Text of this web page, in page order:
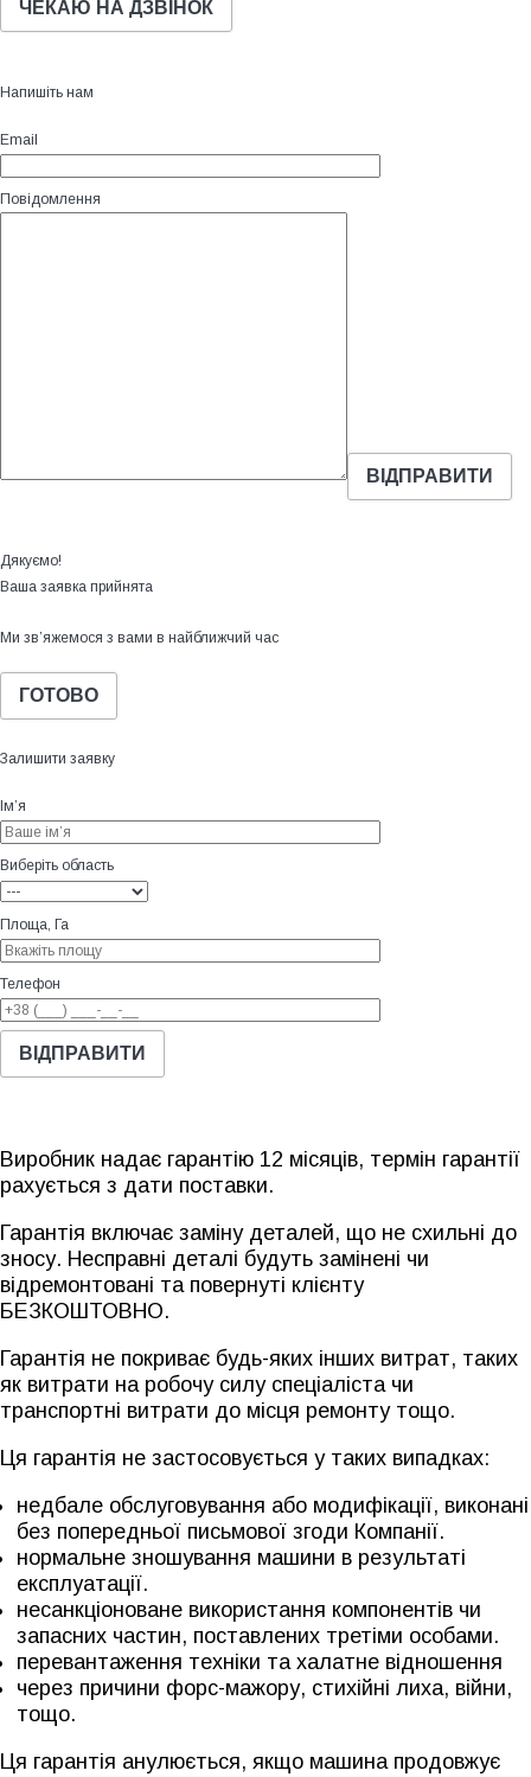
Напишіть нам
Email
Повідомлення
Дякуємо!
Ваша заявка прийнята
Ми зв’яжемося з вами в найближчий час
ГОТОВО
Залишити заявку
Ім’я
Виберіть область
Площа, Га
Телефон
Виробник надає гарантію 12 місяців, термін гарантії
рахується з дати поставки.
Гарантія включає заміну деталей, що не схильні до
зносу. Несправні деталі будуть замінені чи
відремонтовані та повернуті клієнту
БЕЗКОШТОВНО.
Гарантія не покриває будь-яких інших витрат, таких
як витрати на робочу силу спеціаліста чи
транспортні витрати до місця ремонту тощо.
Ця гарантія не застосовується у таких випадках:
недбале обслуговування або модифікації, виконані
без попередньої письмової згоди Компанії.
нормальне зношування машини в результаті
експлуатації.
несанкціоноване використання компонентів чи
запасних частин, поставлених третіми особами.
перевантаження техніки та халатне відношення
через причини форс-мажору, стихійні лиха, війни,
тощо.
Ця гарантія анулюється, якщо машина продовжує